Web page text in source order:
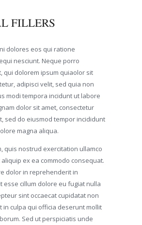
FILLERS
dolores eos qui ratione
nesciunt. Neque porro
qui dolorem ipsum quiaolor sit
adipisci velit, sed quia non
modi tempora incidunt ut labore
dolor sit amet, consectetur
sed do eiusmod tempor incididunt
magna aliqua.
quis nostrud exercitation ullamco
ex ea commodo consequat.
dolor in reprehenderit in
esse cillum dolore eu fugiat nulla
sint occaecat cupidatat non
in culpa qui officia deserunt mollit
Sed ut perspiciatis unde